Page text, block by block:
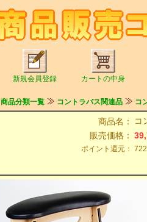
新規会員登録 カートの中身
商品分類一覧 コントラバス関連品 コ
商品名：
コ
販売価格：
ポイント還元：